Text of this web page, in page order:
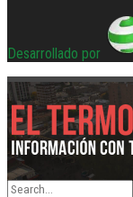
Desarrollado por